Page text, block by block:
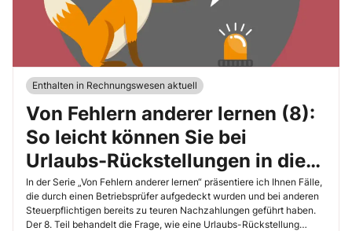
Enthalten in Rechnungswesen aktuell
Von Fehlern anderer lernen (8):
So leicht können Sie bei
Urlaubs-Rückstellungen in die
Steuerfalle tappen
In der Serie „Von Fehlern anderer lernen“ präsentiere ich Ihnen Fälle,
die durch einen Betriebsprüfer aufgedeckt wurden und bei anderen
Steuerpflichtigen bereits zu teuren Nachzahlungen geführt haben.
Der 8. Teil behandelt die Frage, wie eine Urlaubs-Rückstellung